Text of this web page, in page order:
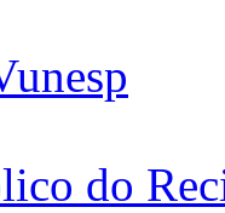
do